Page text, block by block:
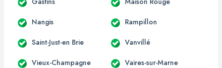
Nangis Rampillon
Saint-Just-en Brie Vanvillé
Vieux-Champagne Vaires-sur-Marne